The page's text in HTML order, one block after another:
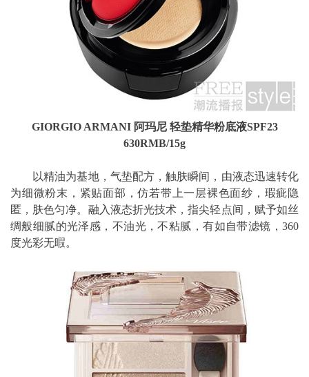
GIORGIO ARMANI 阿玛尼 轻垫精华粉底液SPF23
630RMB/15g
以精油为基地，气垫配方，触肤瞬间，由液态迅速转化
为细微粉末，紧贴面部，仿若带上一层裸色面纱，瑕疵隐
匿，肤色匀净。融入液态折光技术，指尖轻点间，赋予如丝
绸般细腻的光泽感，不油光，不粘腻，有如自带滤镜，360
度光彩无暇。